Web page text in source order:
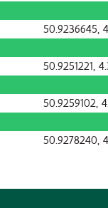
50.9236645,
50.9251221,
50.9259102,
50.9278240,